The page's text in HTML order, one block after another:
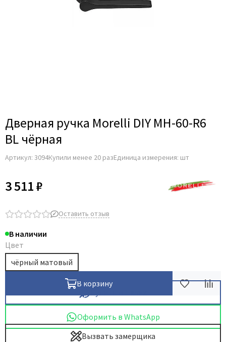
Aldeghi Luigi
Alvero
Archie
Armadillo
Belwooddoors
Bravo
Bussare
Comaglio
Comit
Dircode
El Porta
Дверная ручка Morelli DIY MH-60-R6
BL чёрная
Артикул: 3094Купили менее 20 разЕдиница измерения: шт
3 511 ₽
Оставить отзыв
В наличии
Цвет
чёрный матовый
В корзину
Оформить в WhatsApp
Вызвать замерщика